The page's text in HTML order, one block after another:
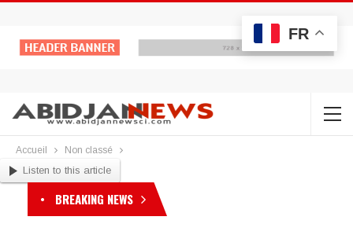
Accueil Non classé
Listen to this article
BREAKING NEWS
FR